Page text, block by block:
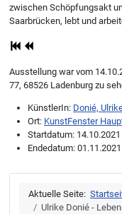
zwischen Schöpfungsakt
Saarbrücken, lebt und
Ausstellung war vom
77, 68526 Ladenburg zu
KünstlerIn: Donié,
Ort: KunstFenster
Startdatum: 14.10.2021
Endedatum: 01.11.2021
Aktuelle Seite:
Ulrike Donié -